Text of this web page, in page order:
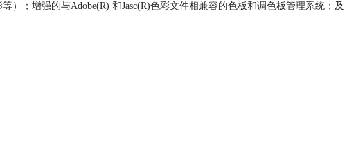
；增强的与Adobe(R) 和Jasc(R)色彩文件相兼容的色板和调色板管理系统；及